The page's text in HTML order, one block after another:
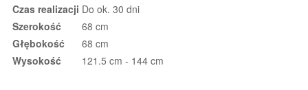
Czas realizacji Do ok. 30 dni
Szerokość
68 cm
Głębokość
68 cm
Wysokość
121.5 cm - 144 cm